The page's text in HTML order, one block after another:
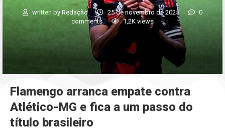
written by Redação 25 de novembro de 2025
0
comments
1,2K views
Flamengo arranca empate contra
Atlético-MG e fica a um passo do
título brasileiro